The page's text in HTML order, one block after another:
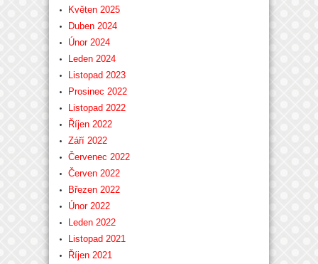
Květen 2025
Duben 2024
Únor 2024
Leden 2024
Listopad 2023
Prosinec 2022
Listopad 2022
Říjen 2022
Září 2022
Červenec 2022
Červen 2022
Březen 2022
Únor 2022
Leden 2022
Listopad 2021
Říjen 2021